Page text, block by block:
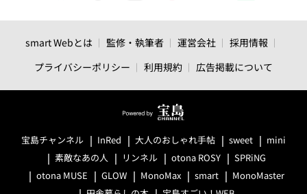
smart Webとは 監修・執筆者 運営会社
採用情報
プライバシーポリシー
利用規約 広告掲載について
宝島チャンネル InRed 大人のおしゃれ手帖 sweet
mini
素敵なあの人
リンネル otona ROSY
SPRiNG
otona MUSE
GLOW MonoMax smart
MonoMaster